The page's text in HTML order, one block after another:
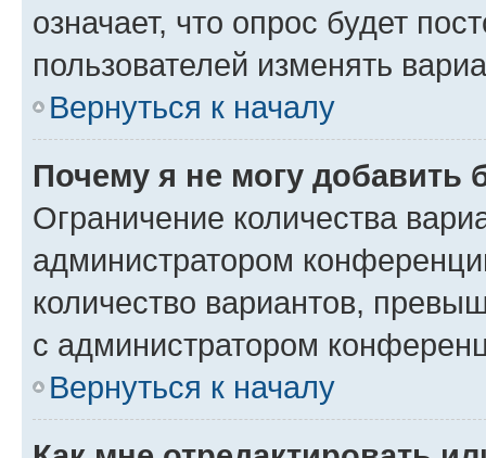
означает, что опрос будет
пользователей изменять
Вернуться к началу
Почему я не могу добавить
Ограничение количества
администратором
количество вариантов,
с администратором
Вернуться к началу